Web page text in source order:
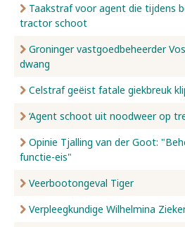
Taakstraf voor agent die tijdens
tractor schoot
Groninger vastgoedbeheerder
dwang
Celstraf geëist fatale giekbreuk
‘Agent schoot uit noodweer op
Opinie Tjalling van der Goot:
functie-eis"
Veerbootongeval Tiger
Verpleegkundige Wilhelmina